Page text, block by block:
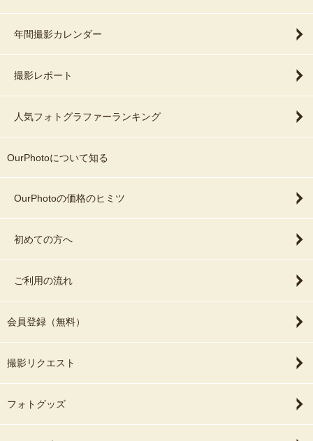
年間撮影カレンダー
撮影レポート
人気フォトグラファーランキング
OurPhotoについて知る
OurPhotoの価格のヒミツ
初めての方へ
ご利用の流れ
会員登録（無料）
撮影リクエスト
フォトグッズ